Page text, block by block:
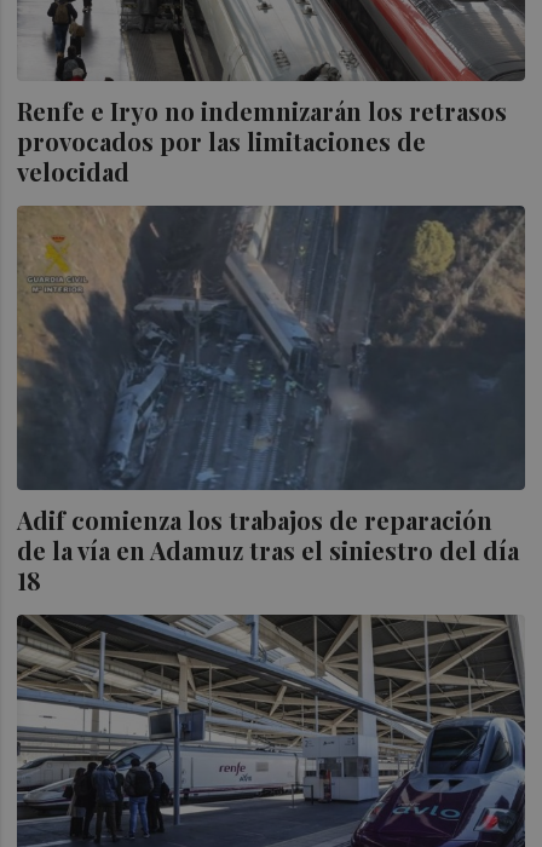
Renfe e Iryo no indemnizarán los retrasos
provocados por las limitaciones de
velocidad
Adif comienza los trabajos de reparación
de la vía en Adamuz tras el siniestro del día
18